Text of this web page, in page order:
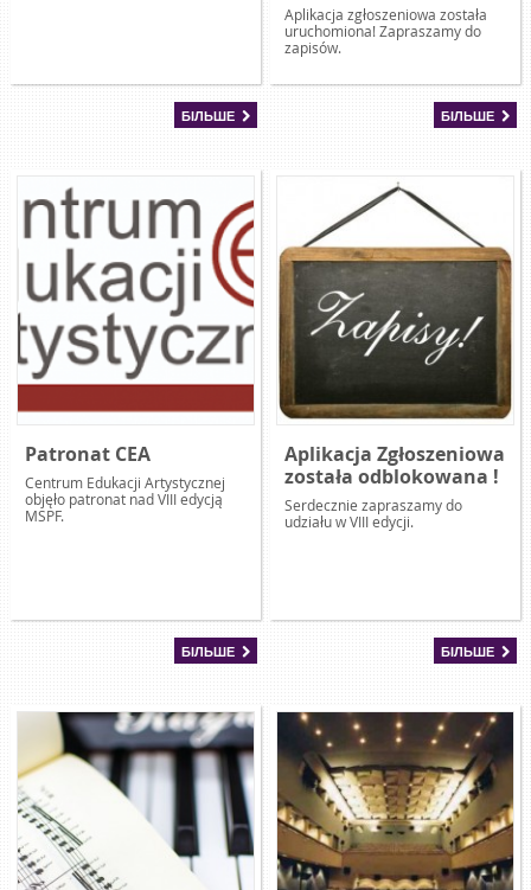
БІЛЬШЕ
Aplikacja zgłoszeniowa została
uruchomiona! Zapraszamy do
zapisów.
БІЛЬШЕ
Patronat CEA
Centrum Edukacji Artystycznej
objęło patronat nad VIII edycją
MSPF.
БІЛЬШЕ
Aplikacja Zgłoszeniowa
została odblokowana !
Serdecznie zapraszamy do
udziału w VIII edycji.
БІЛЬШЕ